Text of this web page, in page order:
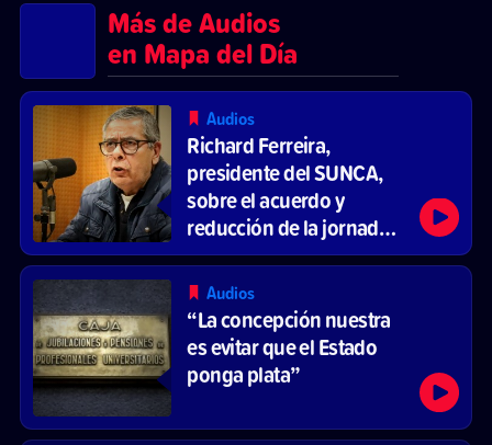
Más de Audios
en Mapa del Día
Audios
Richard Ferreira,
presidente del SUNCA,
sobre el acuerdo y
reducción de la jornada
laboral
Audios
“La concepción nuestra
es evitar que el Estado
ponga plata”